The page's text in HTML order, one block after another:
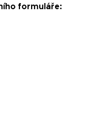
formuláře: